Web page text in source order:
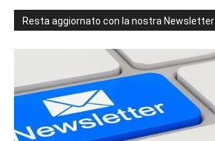
Resta aggiornato con la nostra Newsletter